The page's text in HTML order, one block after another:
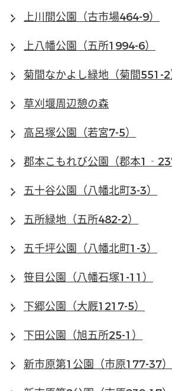
上川間公園（古市場464-9）
上八幡公園（五所1994-6）
菊間なかよし緑地（菊間551-2
草刈堰周辺憩の森
高呂塚公園（若宮7-5）
郡本こもれび公園（郡本
五十谷公園（八幡北町3-3）
五所緑地（五所482-2）
五千坪公園（八幡北町1-3）
笹目公園（八幡石塚1-11）
下郷公園（大厩1217-5）
下田公園（旭五所25-1）
新市原第1公園（市原177-37）